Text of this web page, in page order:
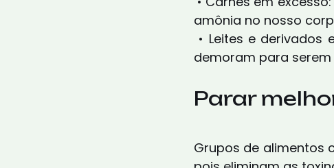
amônia no nosso
demoram para
Parar
Grupos de alimentos